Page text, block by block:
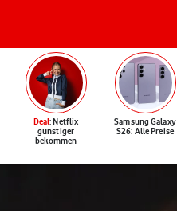
Deal: Netflix
günstiger
bekommen
Samsung Galaxy
S26: Alle Preise